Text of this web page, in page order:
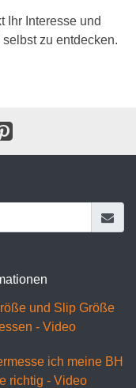
Ihr Interesse und
zu entdecken.
und Slip Größe
- Video
ich meine BH
richtig - Video